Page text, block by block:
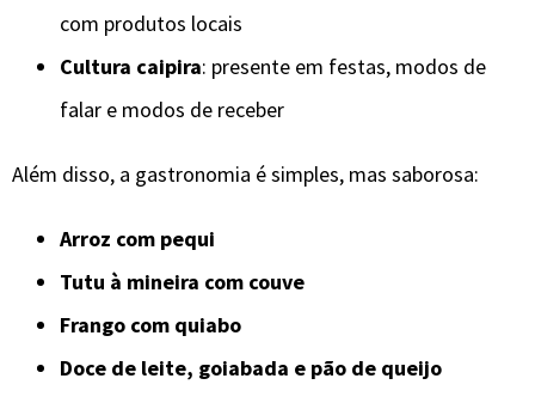
com produtos locais
Cultura caipira: presente em festas, modos de
falar e modos de receber
Além disso, a gastronomia é simples, mas saborosa:
Arroz com pequi
Tutu à mineira com couve
Frango com quiabo
Doce de leite, goiabada e pão de queijo